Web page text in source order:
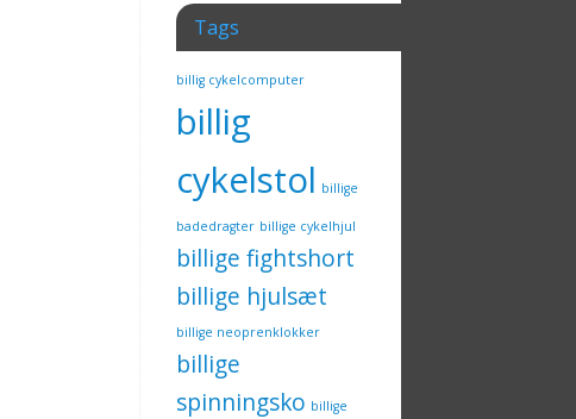
Tags
billig cykelcomputer
billig
cykelstol billige
badedragter billige cykelhjul
billige fightshort
billige hjulsæt
billige neoprenklokker
billige
spinningsko billige